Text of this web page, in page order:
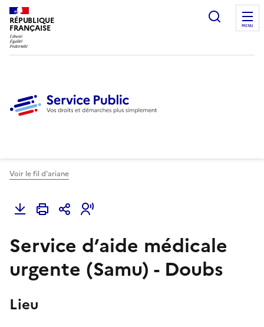
RÉPUBLIQUE
FRANÇAISE
Ouvrir
MENU
Voir le fil d'ariane
Service d’aide médicale
urgente (Samu) - Doubs
Lieu